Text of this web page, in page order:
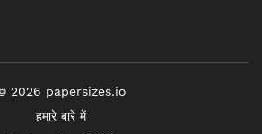
2026 papersizes.io
हमारे बारे में